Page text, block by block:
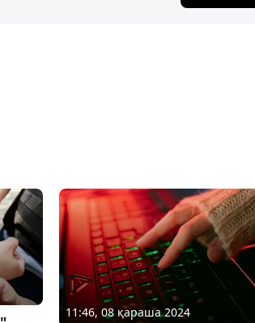
11:46, 08 қараша 2024